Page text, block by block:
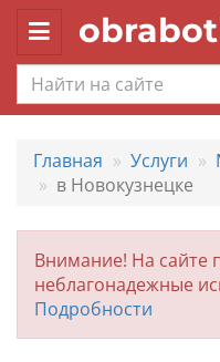
Toggle
navigation
Главная Услуги
в Новокузнецке
Внимание! На сайте
неблагонадежные
Подробности